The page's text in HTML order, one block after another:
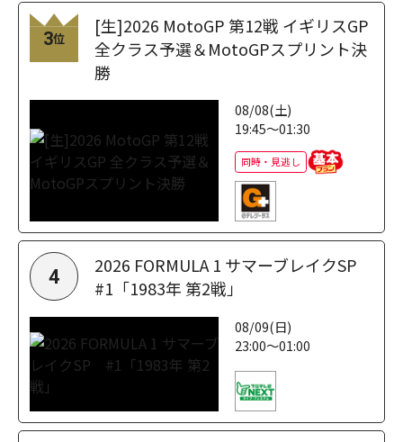
3位
[生]2026 MotoGP 第12戦 イギリスGP
全クラス予選＆MotoGPスプリント決
勝
08/08(土)
19:45～01:30
同時・見逃し
4
2026 FORMULA 1 サマーブレイクSP
#1「1983年 第2戦」
08/09(日)
23:00～01:00